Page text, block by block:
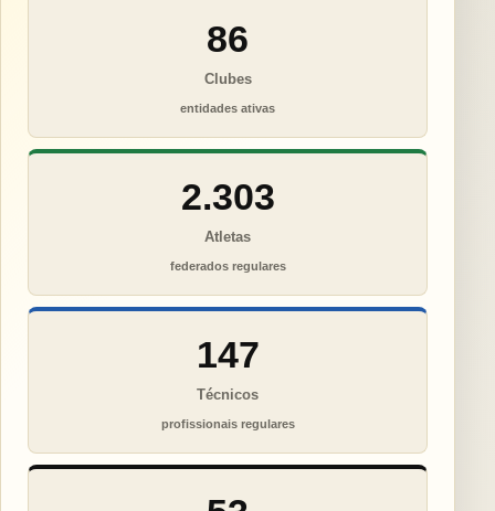
86
Clubes
entidades ativas
2.303
Atletas
federados regulares
147
Técnicos
profissionais regulares